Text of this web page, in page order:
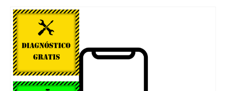
Saltar
al
final
de
la
galería
de
imágenes